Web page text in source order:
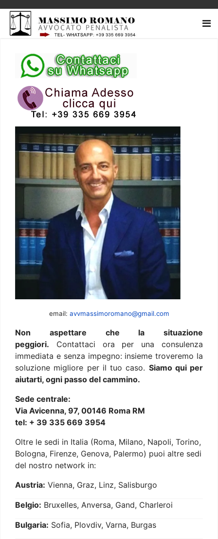
email: avvmassimoromano@gmail.com
Non aspettare che la situazione
peggiori. Contattaci ora per una consulenza
immediata e senza impegno: insieme troveremo la
soluzione migliore per il tuo caso. Siamo qui per
aiutarti, ogni passo del cammino.
Sede centrale:
Via Avicenna, 97, 00146 Roma RM
tel: + 39 335 669 3954
Oltre le sedi in Italia (Roma, Milano, Napoli, Torino,
Bologna, Firenze, Genova, Palermo) puoi altre sedi
del nostro network in:
Austria: Vienna, Graz, Linz, Salisburgo
Belgio: Bruxelles, Anversa, Gand, Charleroi
Bulgaria: Sofia, Plovdiv, Varna, Burgas